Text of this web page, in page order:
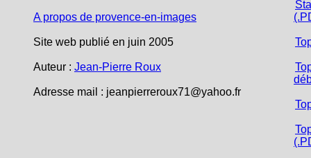
A propos de provence-en-images
Site web publié en juin 2005
Auteur : Jean-Pierre Roux
Adresse mail : jeanpierreroux71@yahoo.fr